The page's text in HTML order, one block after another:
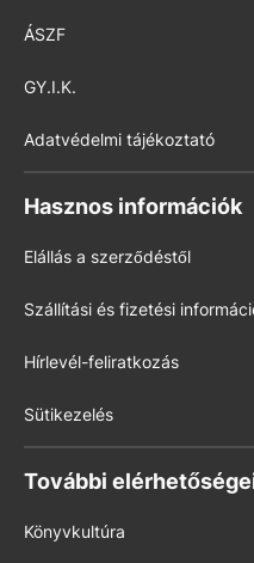
ÁSZF
GY.I.K.
Adatvédelmi tájékoztató
Hasznos információk
Elállás a szerződéstől
Szállítási és fizetési
Hírlevél-feliratkozás
Sütikezelés
További
Könyvkultúra